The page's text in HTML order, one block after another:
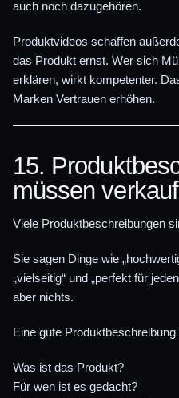
auch noch dazugehören.
Produktvideos schaffen
das Produkt ernst. Wer sich
erklären, wirkt kompetenter.
Marken Vertrauen erhöhen.
15.
müssen
Viele Produktbeschreibungen
Sie sagen Dinge wie
„vielseitig“ und „perfekt für
aber nichts.
Eine gute
Was ist das Produkt?
Für wen ist es gedacht?